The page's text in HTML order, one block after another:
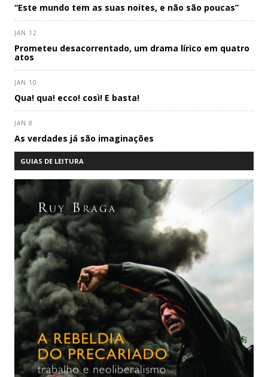
“Este mundo tem as suas noites, e não são poucas”
JAN 12
Prometeu desacorrentado, um drama lírico em quatro
atos
JAN 10
Qua! qua! ecco! così! E basta!
JAN 8
As verdades já são imaginações
GUIAS DE LEITURA